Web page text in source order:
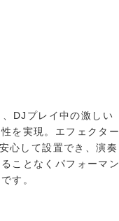
DJプレイ中の激しい
を実現。エフェクター
心して設置でき、演奏
ことなくパフォーマン
す。